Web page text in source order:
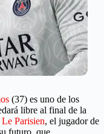
(37) es uno de los
libre al final de la
Le Parisien, el jugador de